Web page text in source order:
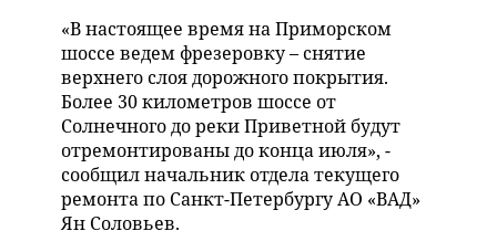
«В настоящее время на Приморском
шоссе ведем фрезеровку – снятие
верхнего слоя дорожного покрытия.
Более 30 километров шоссе от
Солнечного до реки Приветной будут
отремонтированы до конца июля», -
сообщил начальник отдела текущего
ремонта по Санкт-Петербургу АО «ВАД»
Ян Соловьев.